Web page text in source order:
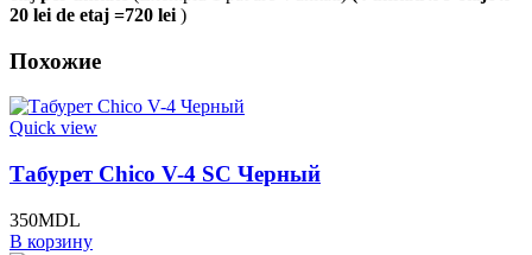
20 lei de etaj =720 lei )
Похожие
Quick view
Табурет Chico V-4 SC Черный
350MDL
В корзину